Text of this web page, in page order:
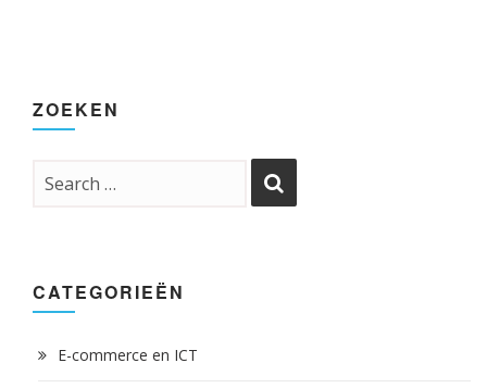
ZOEKEN
CATEGORIEËN
E-commerce en ICT